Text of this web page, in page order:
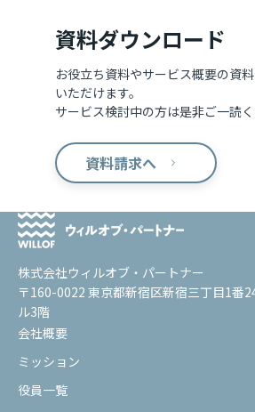
資料ダウンロード
お役立ち資料やサービス概要の資
いただけます。
サービス検討中の方は是非ご一読く
資料請求へ
株式会社ウィルオブ・パートナー
〒160-0022 東京都新宿区新宿三丁目1番
ル3階
会社概要
ミッション
役員一覧